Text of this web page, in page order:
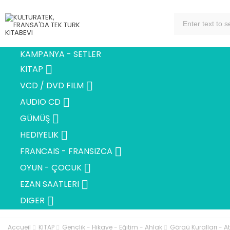
KAMPANYA - SETLER
KITAP 
VCD / DVD FILM 
AUDIO CD 
GÜMÜŞ 
HEDIYELIK 
FRANCAIS - FRANSIZCA 
OYUN - ÇOCUK 
EZAN SAATLERI 
DIGER 
Accueil KITAP Gençlik - Hikaye - Eğitim - Ahlak Görgü Kuralları -